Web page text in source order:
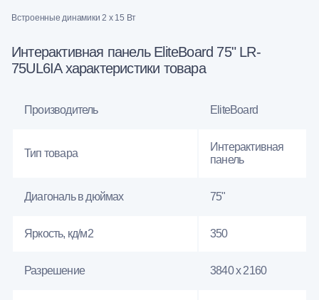
Встроенные динамики 2 x 15 Вт
Интерактивная панель EliteBoard 75" LR-
75UL6IA характеристики товара
Производитель EliteBoard
Тип товара
Интерактивная
панель
Диагональ в дюймах 75"
Яркость, кд/м2 350
Разрешение 3840 x 2160